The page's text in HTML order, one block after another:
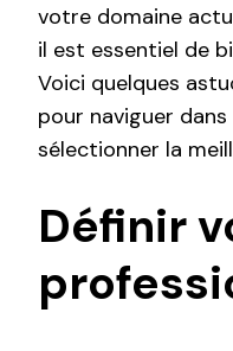
votre domaine
il est essentiel de
Voici quelques
pour naviguer
sélectionner la
Définir